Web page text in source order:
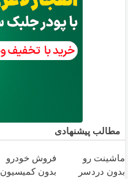
مطالب پیشنهادی
ماشینت رو
بدون دردسر
فروش خودرو
بدون کمیسیون